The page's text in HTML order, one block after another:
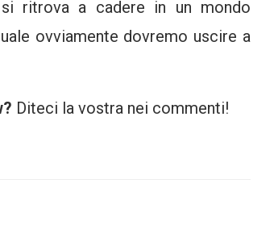
ritrova a cadere in un mondo
ovviamente dovremo uscire a
Diteci la vostra nei commenti!